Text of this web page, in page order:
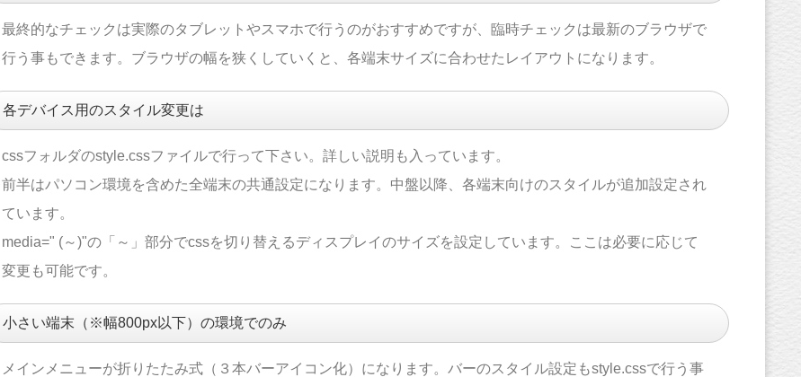
最終的なチェックは実際のタブレットやスマホで行うのがおすすめですが、臨時チェックは最新のブラウザで
行う事もできます。ブラウザの幅を狭くしていくと、各端末サイズに合わせたレイアウトになります。
各デバイス用のスタイル変更は
cssフォルダのstyle.cssファイルで行って下さい。詳しい説明も入っています。
前半はパソコン環境を含めた全端末の共通設定になります。中盤以降、各端末向けのスタイルが追加設定され
ています。
media=" (～)"の「～」部分でcssを切り替えるディスプレイのサイズを設定しています。ここは必要に応じて
変更も可能です。
小さい端末（※幅800px以下）の環境でのみ
メインメニューが折りたたみ式（３本バーアイコン化）になります。バーのスタイル設定もstyle.cssで行う事